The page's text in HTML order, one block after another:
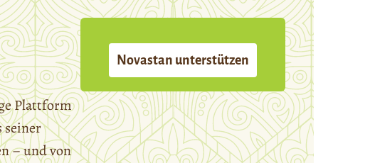
Plattform
seiner
– und von
Novastan unterstützen